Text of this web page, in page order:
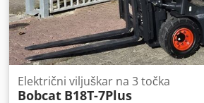
Električni viljuškar na 3 točka
Bobcat B18T-7Plus